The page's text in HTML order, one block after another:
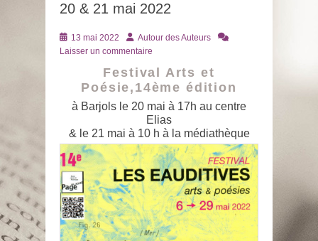
20 & 21 mai 2022
Posté
le
13 mai 2022 AuteurAutour des Auteurs
Laisser un commentaire
Festival Arts et
Poésie,14ème édition
à Barjols le 20 mai à 17h au centre
Elias
& le 21 mai à 10 h à la médiathèque